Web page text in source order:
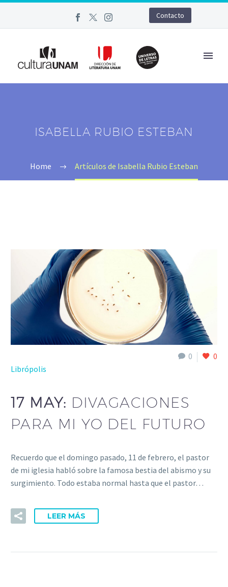
Contacto
ISABELLA RUBIO ESTEBAN
Home Artículos de Isabella Rubio Esteban
0
0
Librópolis
17 MAY: DIVAGACIONES
PARA MI YO DEL FUTURO
Recuerdo que el domingo pasado, 11 de febrero, el pastor
de mi iglesia habló sobre la famosa bestia del abismo y su
surgimiento. Todo estaba normal hasta que el pastor…
LEER MÁS